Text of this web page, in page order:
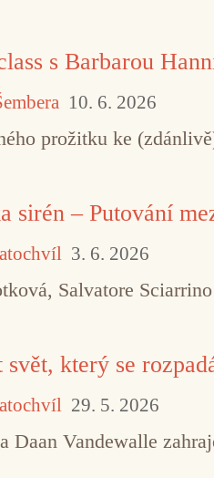
s Barbarou
10. 6. 2026
prožitku ke
sirén – Putování
3. 6. 2026
Salvatore
svět, který se
29. 5. 2026
Daan Vandewalle